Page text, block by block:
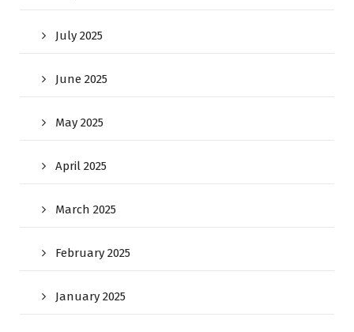
July 2025
June 2025
May 2025
April 2025
March 2025
February 2025
January 2025